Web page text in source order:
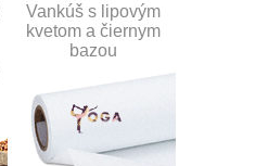
Vankúš s lipovým
kvetom a čiernym
bazou